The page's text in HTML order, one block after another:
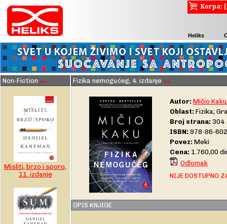
Heliks
Korpa:
Non-Fiction >>
Misliti, brzo i sporo,
11. izdanje
Fizika nemogućeg, 4. izdanje >>
Autor: Mičio Kaku
Oblast: Fizika;
Broj strana: 304
ISBN: 978-86-
Povez: Meki
Cena: 1.760,00
Odlomak
NIJE DOSTUPNO
OPIS KNJIGE